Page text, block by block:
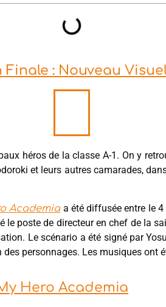
: Nouveau
héros de la classe A-1. On y
et leurs autres camarades,
Academia a été diffusée entre le
le poste de directeur en chef de la
Le scénario a été signé par
personnages. Les musiques ont
Hero Academia